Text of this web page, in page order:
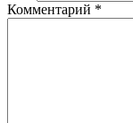
Комментарий *